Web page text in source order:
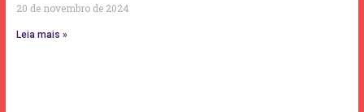
20 de novembro de 2024
Leia mais »